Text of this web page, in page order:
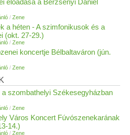
előadása a Berzsenyi Dániel
/ Zene
a héten - A szimfonikusok és a
(okt. 27-29.)
/ Zene
koncertje Bélbaltaváron (jún.
/ Zene
szombathelyi Székesegyházban
/ Zene
Város Koncert Fúvószenekarának
14.)
/ Zene